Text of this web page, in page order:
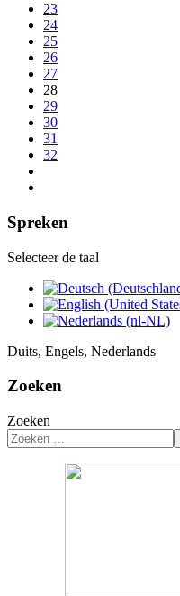
23
24
25
26
27
28
29
30
31
32
Spreken
Selecteer de taal
Duits, Engels, Nederlands
Zoeken
Zoeken